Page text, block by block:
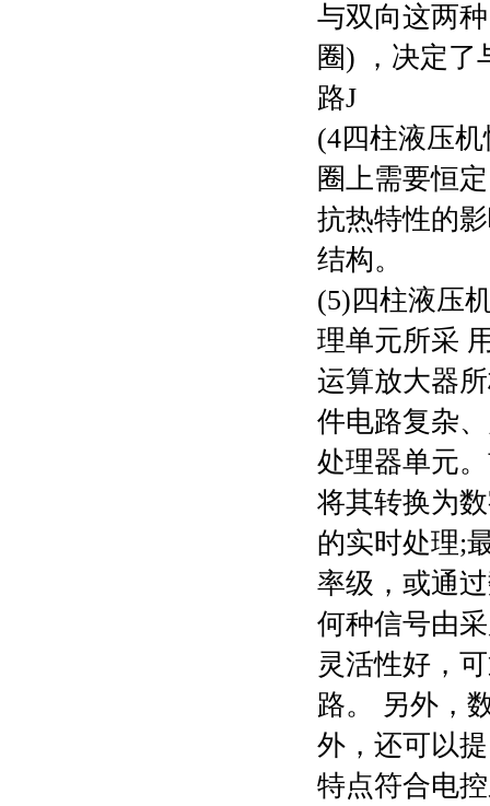
与双向这两
圈) ，决定了
路J
(4四柱液压机
圈上需要恒
抗热特性的
结构。
(5) 四柱液压
理单元所采
运算放大器
件电路复杂
处理器单元
将其转换为
的实时处理;
率级，或通
何种信号由
灵活性好，
路。 另外，
外，还可以
特点符合电